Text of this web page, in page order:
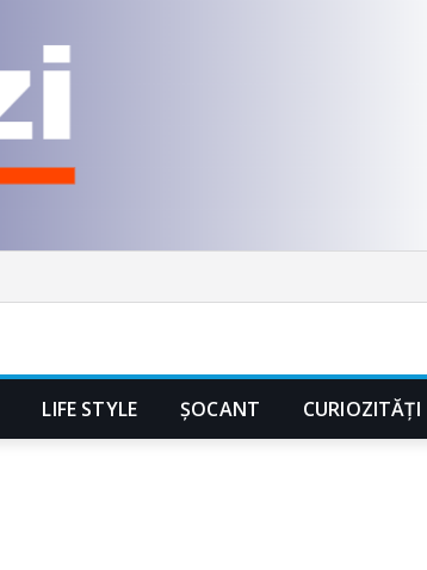
LIFE STYLE ȘOCANT CURIOZITĂȚI